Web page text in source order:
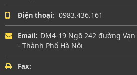
Điện thoại: 0983.436.161
Email: DM4-19 Ngõ 242 đường
- Thành Phố Hà Nội
Fax: